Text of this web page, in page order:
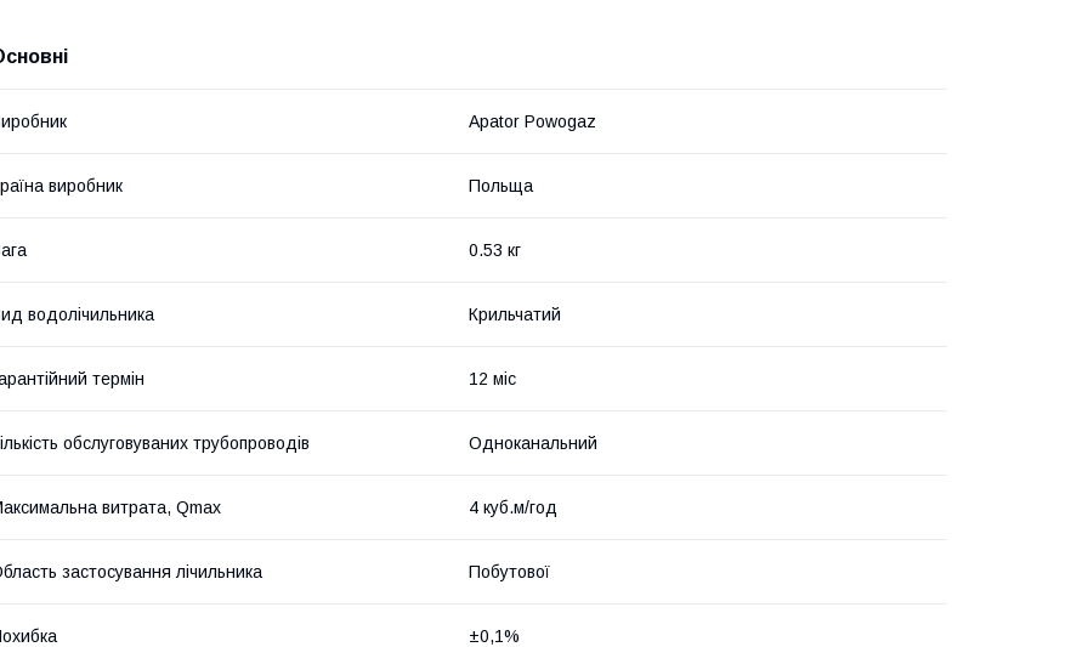
Apator Powogaz
виробник Польща
0.53 кг
водолічильника Крильчатий
термін 12 міс
обслуговуваних трубопроводів Одноканальний
витрата, Qmax 4 куб.м/год
застосування лічильника Побутової
±0,1%